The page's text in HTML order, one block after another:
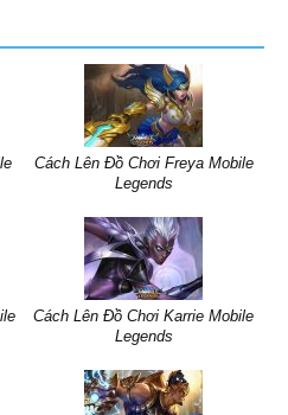
Cách Lên Đồ Chơi Freya Mobile
Legends
Cách Lên Đồ Chơi Karrie Mobile
Legends